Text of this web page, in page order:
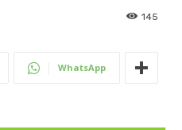
145
WhatsApp